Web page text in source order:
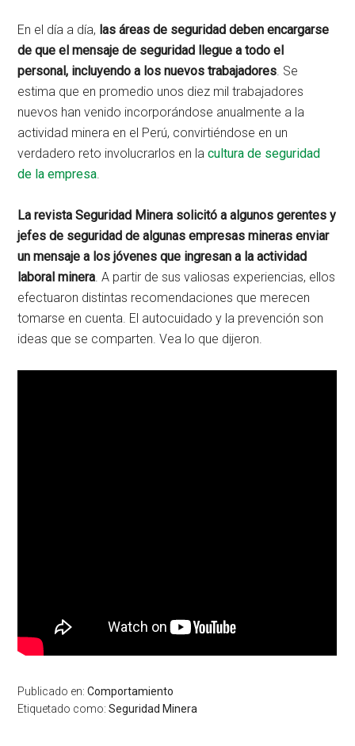
En el día a día, las áreas de seguridad deben encargarse
de que el mensaje de seguridad llegue a todo el
personal, incluyendo a los nuevos trabajadores. Se
estima que en promedio unos diez mil trabajadores
nuevos han venido incorporándose anualmente a la
actividad minera en el Perú, convirtiéndose en un
verdadero reto involucrarlos en lacultura de seguridad
de la empresa.
La revista Seguridad Minera solicitó a algunos gerentes y
jefes de seguridad de algunas empresas mineras enviar
un mensaje a los jóvenes que ingresan a la actividad
laboral minera. A partir de sus valiosas experiencias, ellos
efectuaron distintas recomendaciones que merecen
tomarse en cuenta. El autocuidado y la prevención son
ideas que se comparten. Vea lo que dijeron.
Publicado en:Comportamiento
Etiquetado como:Seguridad Minera